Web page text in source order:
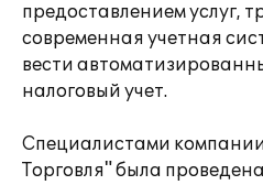
предоставлением услуг,
современная учетная
вести
налоговый учет.
Специалистами компании
Торговля" была